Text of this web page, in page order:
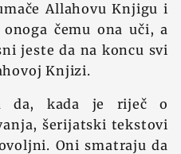
Allahovu Knjigu i
čemu ona uči, a
jeste da na koncu svi
Knjizi.
da, kada je riječ o
šerijatski tekstovi
Oni smatraju da